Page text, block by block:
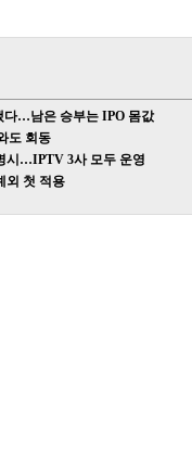
다…남은 승부는 IPO 몸값
도 회동
시…IPTV 3사 모두 운영
외 첫 적용